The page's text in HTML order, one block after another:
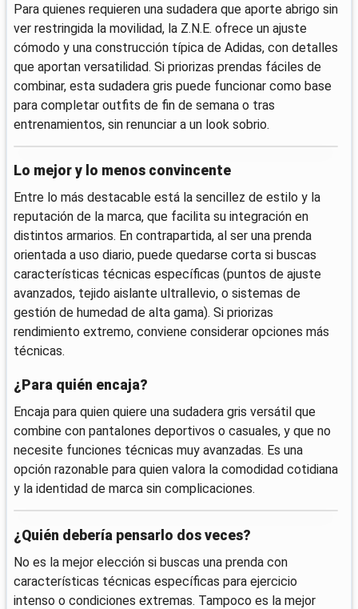
Para quienes requieren una sudadera que aporte abrigo sin
ver restringida la movilidad, la Z.N.E. ofrece un ajuste
cómodo y una construcción típica de Adidas, con detalles
que aportan versatilidad. Si priorizas prendas fáciles de
combinar, esta sudadera gris puede funcionar como base
para completar outfits de fin de semana o tras
entrenamientos, sin renunciar a un look sobrio.
Lo mejor y lo menos convincente
Entre lo más destacable está la sencillez de estilo y la
reputación de la marca, que facilita su integración en
distintos armarios. En contrapartida, al ser una prenda
orientada a uso diario, puede quedarse corta si buscas
características técnicas específicas (puntos de ajuste
avanzados, tejido aislante ultrallevio, o sistemas de
gestión de humedad de alta gama). Si priorizas
rendimiento extremo, conviene considerar opciones más
técnicas.
¿Para quién encaja?
Encaja para quien quiere una sudadera gris versátil que
combine con pantalones deportivos o casuales, y que no
necesite funciones técnicas muy avanzadas. Es una
opción razonable para quien valora la comodidad cotidiana
y la identidad de marca sin complicaciones.
¿Quién debería pensarlo dos veces?
No es la mejor elección si buscas una prenda con
características técnicas específicas para ejercicio
intenso o condiciones extremas. Tampoco es la mejor